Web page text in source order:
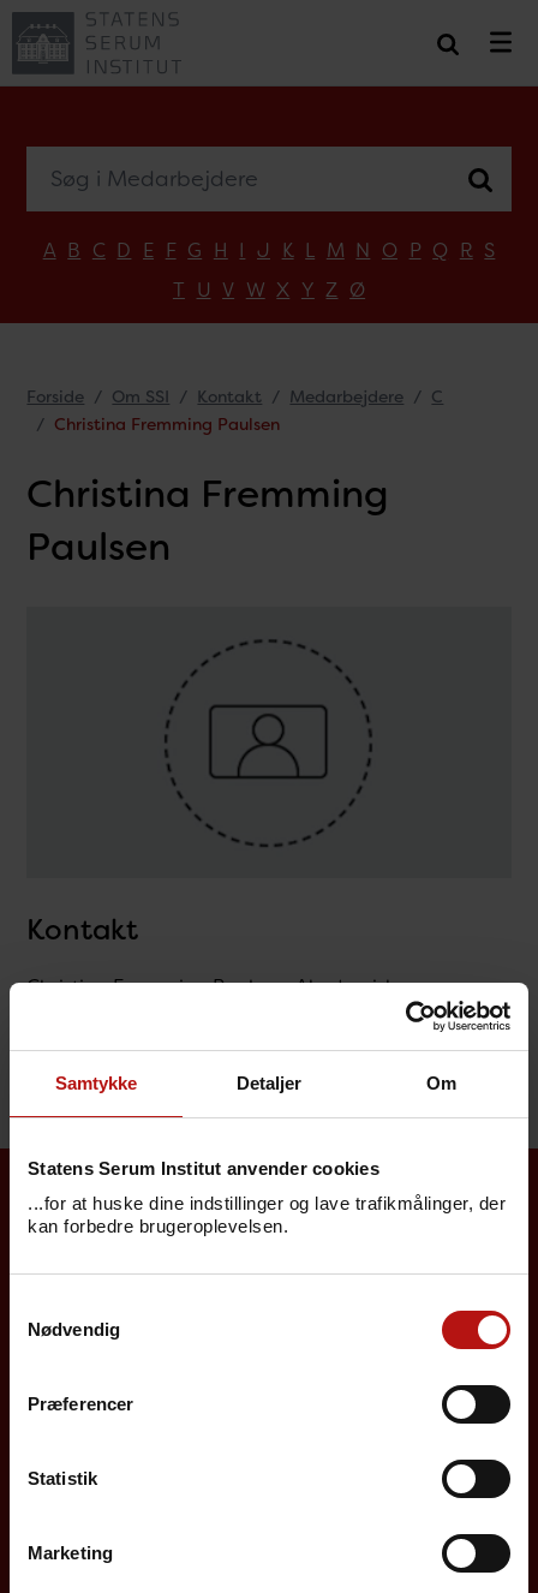
Samtykke Detaljer Om
Statens Serum Institut anvender cookies
...for at huske dine indstillinger og lave trafikmålinger, der
kan forbedre brugeroplevelsen.
Nødvendig
Præferencer
Statistik
Marketing
A B C D E F G H I J K L M N O P Q R S
T U V W X Y Z Ø
Forside Om SSI Kontakt Medarbejdere
C
Christina Fremming Paulsen
Christina Fremming
Paulsen
Kontakt
Christina Fremming Paulsen, Akademisk
T. 32683855 @. cfp@ssi.dk
Borgere
Influenzavaccination
Screening for medfødte sygdomme